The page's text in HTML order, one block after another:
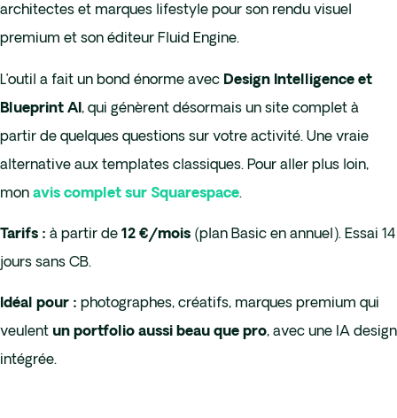
architectes et marques lifestyle pour son rendu visuel
premium et son éditeur Fluid Engine.
L’outil a fait un bond énorme avec Design Intelligence et
Blueprint AI, qui génèrent désormais un site complet à
partir de quelques questions sur votre activité. Une vraie
alternative aux templates classiques. Pour aller plus loin,
mon avis complet sur Squarespace.
Tarifs : à partir de 12 €/mois (plan Basic en annuel). Essai 14
jours sans CB.
Idéal pour : photographes, créatifs, marques premium qui
veulent un portfolio aussi beau que pro, avec une IA design
intégrée.